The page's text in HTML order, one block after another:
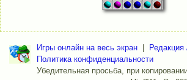
Игры онлайн на весь экран | Редакция
Политика конфиденциальности
Убедительная просьба, при